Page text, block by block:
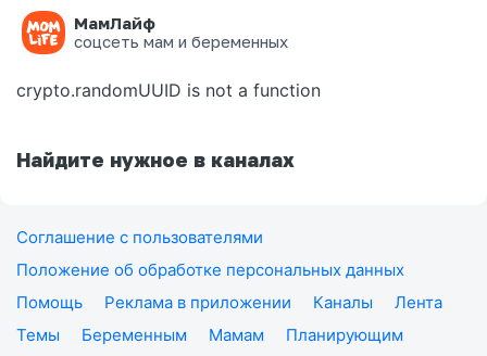
МамЛайф
соцсеть мам и беременных
Ошибка на странице
crypto.randomUUID is not a function
Найдите нужное в каналах
Соглашение с пользователями
Положение об обработке персональных данных
Помощь
Реклама в приложении Каналы
Лента
Темы
Беременным Мамам
Планирующим